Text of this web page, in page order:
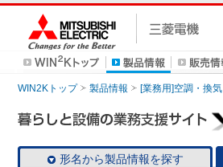
WIN2Kトップ 製品情報 [業務用]空調・換気
形名から製品情報を探す